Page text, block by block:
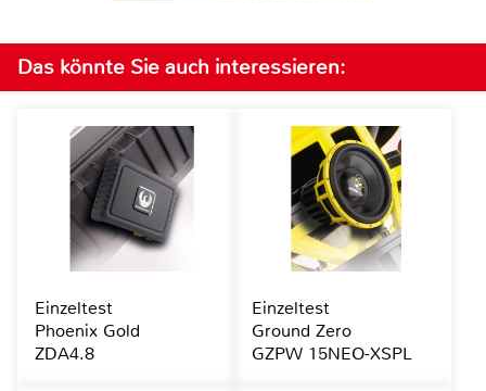
Das könnte Sie auch interessieren:
Einzeltest
Phoenix Gold
ZDA4.8
Einzeltest
Ground Zero
GZPW 15NEO-XSPL